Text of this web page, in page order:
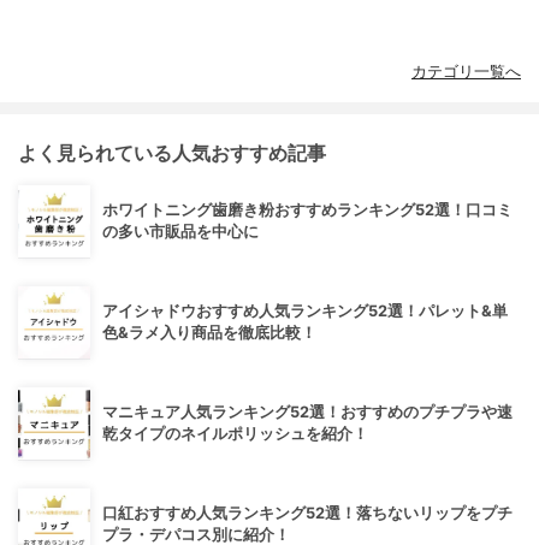
カテゴリ一覧へ
よく見られている人気おすすめ記事
ホワイトニング歯磨き粉おすすめランキング52選！口コミ
の多い市販品を中心に
アイシャドウおすすめ人気ランキング52選！パレット&単
色&ラメ入り商品を徹底比較！
マニキュア人気ランキング52選！おすすめのプチプラや速
乾タイプのネイルポリッシュを紹介！
口紅おすすめ人気ランキング52選！落ちないリップをプチ
プラ・デパコス別に紹介！